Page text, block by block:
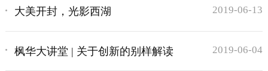
大美开封，光影西湖 2019-06-13
枫华大讲堂 | 关于创新的别样解读 2019-06-04